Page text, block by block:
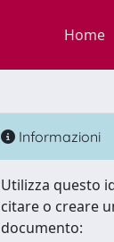
Home
Informazioni
Utilizza questo
citare o creare
documento: